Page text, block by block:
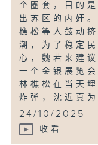
个圈套，目的是
出苏区的内奸。
樵松等人鼓动挤
潮，为了稳定民
心，魏若来建议
一个金银展览会
林樵松在当天埋
炸弹，沈近真
24/10/2025
收看